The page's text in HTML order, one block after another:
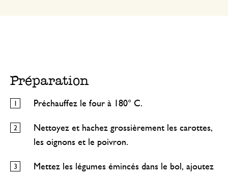
Préparation
Préchauffez le four à 180° C.
Nettoyez et hachez grossièrement les carottes,
les oignons et le poivron.
Mettez les légumes émincés dans le bol, ajoutez